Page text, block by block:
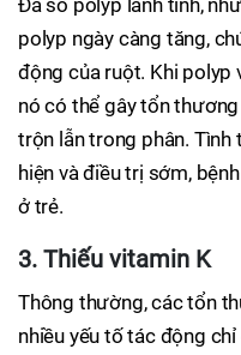
Đa số polyp lành tính,
polyp ngày càng tăng,
động của ruột. Khi polyp
nó có thể gây tổn
trộn lẫn trong phân. Tình
hiện và điều trị sớm,
ở trẻ.
3. Thiếu vitamin K
Thông thường, các tổn
nhiều yếu tố tác động